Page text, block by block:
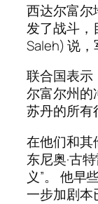
西达尔富尔
发了战斗，
Saleh) 说，
联合国表示
尔富尔州的
苏丹的所有
在他们和其
东尼奥·古
义”。 他早
一步加剧本